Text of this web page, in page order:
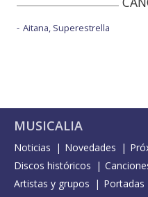
Aitana, Superestrella
MUSICALIA
Noticias Novedades
Discos históricos
Artistas y grupos
Portadas